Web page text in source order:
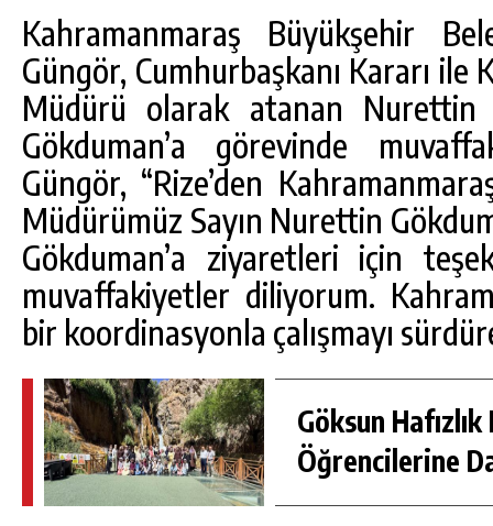
Kahramanmaraş Büyükşehir
Güngör, Cumhurbaşkanı Kararı
Müdürü olarak atanan Nurettin
Gökduman’a görevinde
Güngör, “Rize’den
Müdürümüz Sayın Nurettin
Gökduman’a ziyaretleri için
muvaffakiyetler diliyorum.
bir koordinasyonla çalışmayı
Göksun Hafızlık
Öğrencilerine
GÜNLÜK HABER AKIŞI
GÖKSUN HAFIZLIK KIZ KUR’AN KURSU
ÖĞRENCILERINE DARENDE GEZISI.